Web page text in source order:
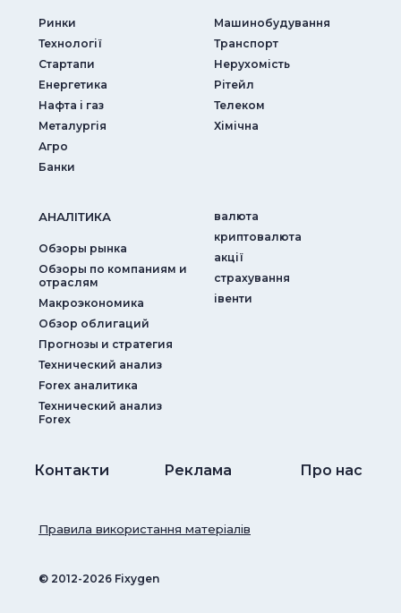
Ринки
Технології
Стартапи
Енергетика
Нафта і газ
Металургія
Агро
Банки
Машинобудування
Транспорт
Нерухомість
Рітейл
Телеком
Хімічна
АНАЛIТИКА
Обзоры рынка
Обзоры по компаниям и
отраслям
Макроэкономика
Обзор облигаций
Прогнозы и стратегия
Технический анализ
Forex аналитика
Технический анализ
Forex
валюта
криптовалюта
акції
страхування
iвенти
Контакти Реклама Про нас
© ‎2012-2026 Fixygen
Правила використання матеріалів